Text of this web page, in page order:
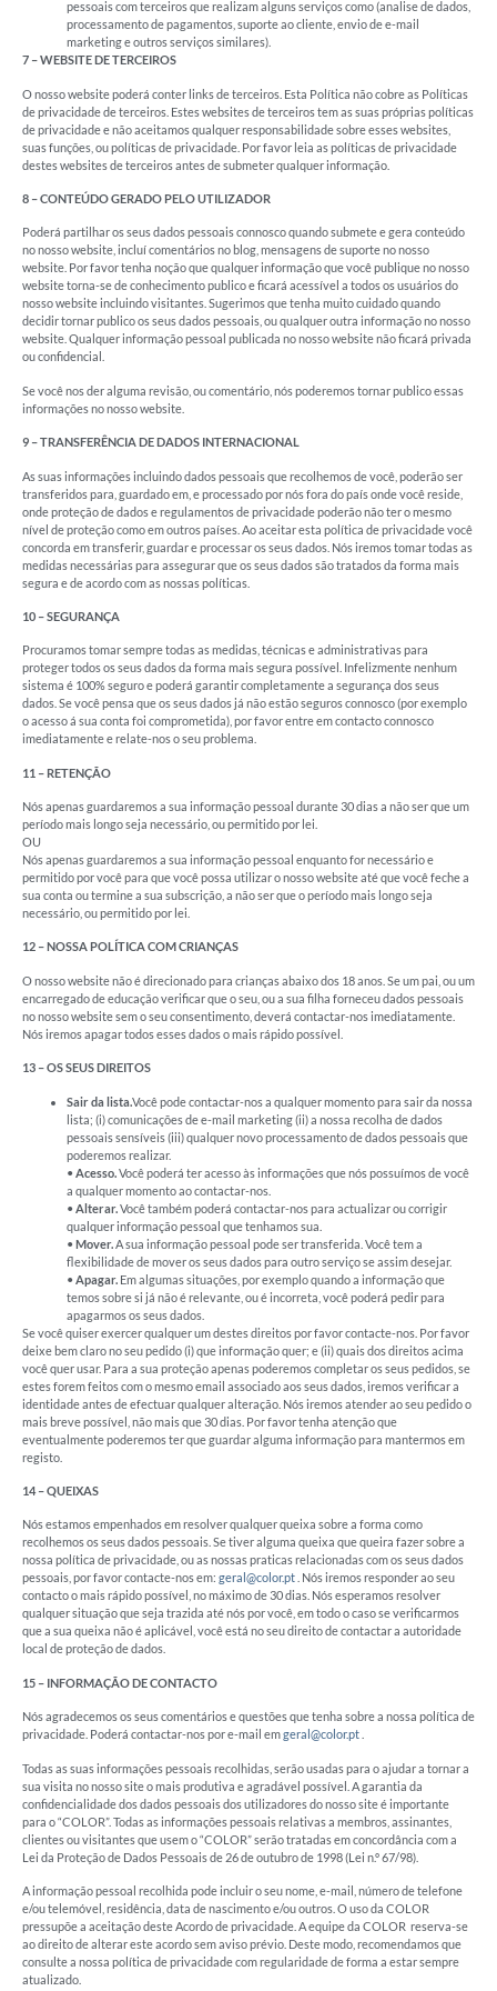
pessoais com terceiros que realizam alguns serviços como (analise de dados,
processamento de pagamentos, suporte ao cliente, envio de e-mail
marketing e outros serviços similares).
7 – WEBSITE DE TERCEIROS
O nosso website poderá conter links de terceiros. Esta Política não cobre as Políticas
de privacidade de terceiros. Estes websites de terceiros tem as suas próprias políticas
de privacidade e não aceitamos qualquer responsabilidade sobre esses websites,
suas funções, ou políticas de privacidade. Por favor leia as políticas de privacidade
destes websites de terceiros antes de submeter qualquer informação.
8 – CONTEÚDO GERADO PELO UTILIZADOR
Poderá partilhar os seus dados pessoais connosco quando submete e gera conteúdo
no nosso website, incluí comentários no blog, mensagens de suporte no nosso
website. Por favor tenha noção que qualquer informação que você publique no nosso
website torna-se de conhecimento publico e ficará acessível a todos os usuários do
nosso website incluindo visitantes. Sugerimos que tenha muito cuidado quando
decidir tornar publico os seus dados pessoais, ou qualquer outra informação no nosso
website. Qualquer informação pessoal publicada no nosso website não ficará privada
ou confidencial.
Se você nos der alguma revisão, ou comentário, nós poderemos tornar publico essas
informações no nosso website.
9 – TRANSFERÊNCIA DE DADOS INTERNACIONAL
As suas informações incluindo dados pessoais que recolhemos de você, poderão ser
transferidos para, guardado em, e processado por nós fora do país onde você reside,
onde proteção de dados e regulamentos de privacidade poderão não ter o mesmo
nível de proteção como em outros países. Ao aceitar esta política de privacidade você
concorda em transferir, guardar e processar os seus dados. Nós iremos tomar todas as
medidas necessárias para assegurar que os seus dados são tratados da forma mais
segura e de acordo com as nossas políticas.
10 – SEGURANÇA
Procuramos tomar sempre todas as medidas, técnicas e administrativas para
proteger todos os seus dados da forma mais segura possível. Infelizmente nenhum
sistema é 100% seguro e poderá garantir completamente a segurança dos seus
dados. Se você pensa que os seus dados já não estão seguros connosco (por exemplo
o acesso á sua conta foi comprometida), por favor entre em contacto connosco
imediatamente e relate-nos o seu problema.
11 – RETENÇÃO
Nós apenas guardaremos a sua informação pessoal durante 30 dias a não ser que um
período mais longo seja necessário, ou permitido por lei.
OU
Nós apenas guardaremos a sua informação pessoal enquanto for necessário e
permitido por você para que você possa utilizar o nosso website até que você feche a
sua conta ou termine a sua subscrição, a não ser que o período mais longo seja
necessário, ou permitido por lei.
12 – NOSSA POLÍTICA COM CRIANÇAS
O nosso website não é direcionado para crianças abaixo dos 18 anos. Se um pai, ou um
encarregado de educação verificar que o seu, ou a sua filha forneceu dados pessoais
no nosso website sem o seu consentimento, deverá contactar-nos imediatamente.
Nós iremos apagar todos esses dados o mais rápido possível.
13 – OS SEUS DIREITOS
Sair da lista.Você pode contactar-nos a qualquer momento para sair da nossa
lista; (i) comunicações de e-mail marketing (ii) a nossa recolha de dados
pessoais sensíveis (iii) qualquer novo processamento de dados pessoais que
poderemos realizar.
• Acesso.Você poderá ter acesso às informações que nós possuímos de você
a qualquer momento ao contactar-nos.
• Alterar.Você também poderá contactar-nos para actualizar ou corrigir
qualquer informação pessoal que tenhamos sua.
• Mover.A sua informação pessoal pode ser transferida. Você tem a
flexibilidade de mover os seus dados para outro serviço se assim desejar.
• Apagar. Em algumas situações, por exemplo quando a informação que
temos sobre si já não é relevante, ou é incorreta, você poderá pedir para
apagarmos os seus dados.
Se você quiser exercer qualquer um destes direitos por favor contacte-nos. Por favor
deixe bem claro no seu pedido (i) que informação quer; e (ii) quais dos direitos acima
você quer usar. Para a sua proteção apenas poderemos completar os seus pedidos, se
estes forem feitos com o mesmo email associado aos seus dados, iremos verificar a
identidade antes de efectuar qualquer alteração. Nós iremos atender ao seu pedido o
mais breve possível, não mais que 30 dias. Por favor tenha atenção que
eventualmente poderemos ter que guardar alguma informação para mantermos em
registo.
14 – QUEIXAS
Nós estamos empenhados em resolver qualquer queixa sobre a forma como
recolhemos os seus dados pessoais. Se tiver alguma queixa que queira fazer sobre a
nossa política de privacidade, ou as nossas praticas relacionadas com os seus dados
pessoais, por favor contacte-nos em: geral@color.pt . Nós iremos responder ao seu
contacto o mais rápido possível, no máximo de 30 dias. Nós esperamos resolver
qualquer situação que seja trazida até nós por você, em todo o caso se verificarmos
que a sua queixa não é aplicável, você está no seu direito de contactar a autoridade
local de proteção de dados.
15 – INFORMAÇÃO DE CONTACTO
Nós agradecemos os seus comentários e questões que tenha sobre a nossa política de
privacidade. Poderá contactar-nos por e-mail emgeral@color.pt
Todas as suas informações pessoais recolhidas, serão usadas para o ajudar a tornar a
sua visita no nosso site o mais produtiva e agradável possível. A garantia da
confidencialidade dos dados pessoais dos utilizadores do nosso site é importante
para o “COLOR”. Todas as informações pessoais relativas a membros, assinantes,
clientes ou visitantes que usem o “COLOR” serão tratadas em concordância com a
Lei da Proteção de Dados Pessoais de 26 de outubro de 1998 (Lei n.º 67/98).
A informação pessoal recolhida pode incluir o seu nome, e-mail, número de telefone
e/ou telemóvel, residência, data de nascimento e/ou outros. O uso da COLOR
pressupõe a aceitação deste Acordo de privacidade. A equipe da COLOR reserva-se
ao direito de alterar este acordo sem aviso prévio. Deste modo, recomendamos que
consulte a nossa política de privacidade com regularidade de forma a estar sempre
atualizado.